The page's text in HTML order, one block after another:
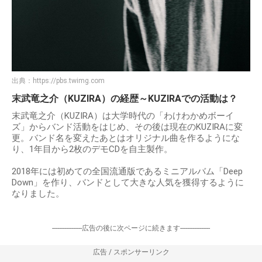
出典： https://pbs.twimg.com
末武竜之介（KUZIRA）の経歴～KUZIRAでの活動は？
末武竜之介（KUZIRA）は大学時代の「わけわかめボーイ
ズ」からバンド活動をはじめ、その後は現在のKUZIRAに変
更。バンド名を変えたあとはオリジナル曲を作るようにな
り、1年目から2枚のデモCDを自主製作。
2018年には初めての全国流通版であるミニアルバム「Deep
Down」を作り、バンドとして大きな人気を獲得するように
なりました。
-----------------広告の後に次ページに続きます-----------------
広告 / スポンサーリンク